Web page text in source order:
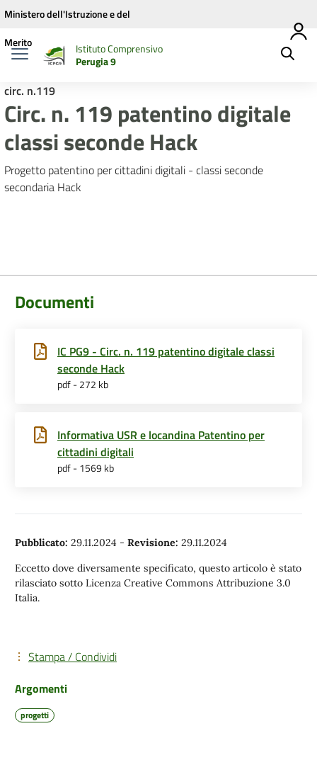
Vai ai contenuti
Vai al menu di navigazione
Vai al footer
Ministero dell'Istruzione e del
Merito
Istituto Comprensivo
Perugia 9
circ. n.119
Circ. n. 119 patentino digitale
classi seconde Hack
Progetto patentino per cittadini digitali - classi seconde
secondaria Hack
Documenti
IC PG9 - Circ. n. 119 patentino digitale classi
seconde Hack
pdf - 272 kb
Informativa USR e locandina Patentino per
cittadini digitali
pdf - 1569 kb
Pubblicato: 29.11.2024 - Revisione: 29.11.2024
Eccetto dove diversamente specificato, questo articolo è stato
rilasciato sotto Licenza Creative Commons Attribuzione 3.0
Italia.
Stampa / Condividi
Argomenti
progetti